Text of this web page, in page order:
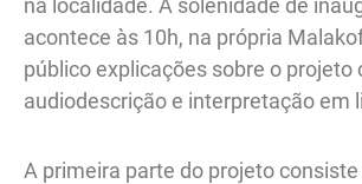
na localidade. A solenidade de
acontece às 10h, na própria
público explicações sobre o projeto
audiodescrição e interpretação em
A primeira parte do projeto